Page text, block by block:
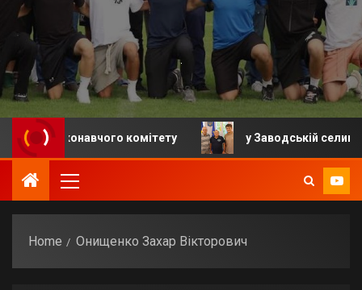
виконавчого комітету у Заводській селищній
Home Онищенко Захар Вікторович